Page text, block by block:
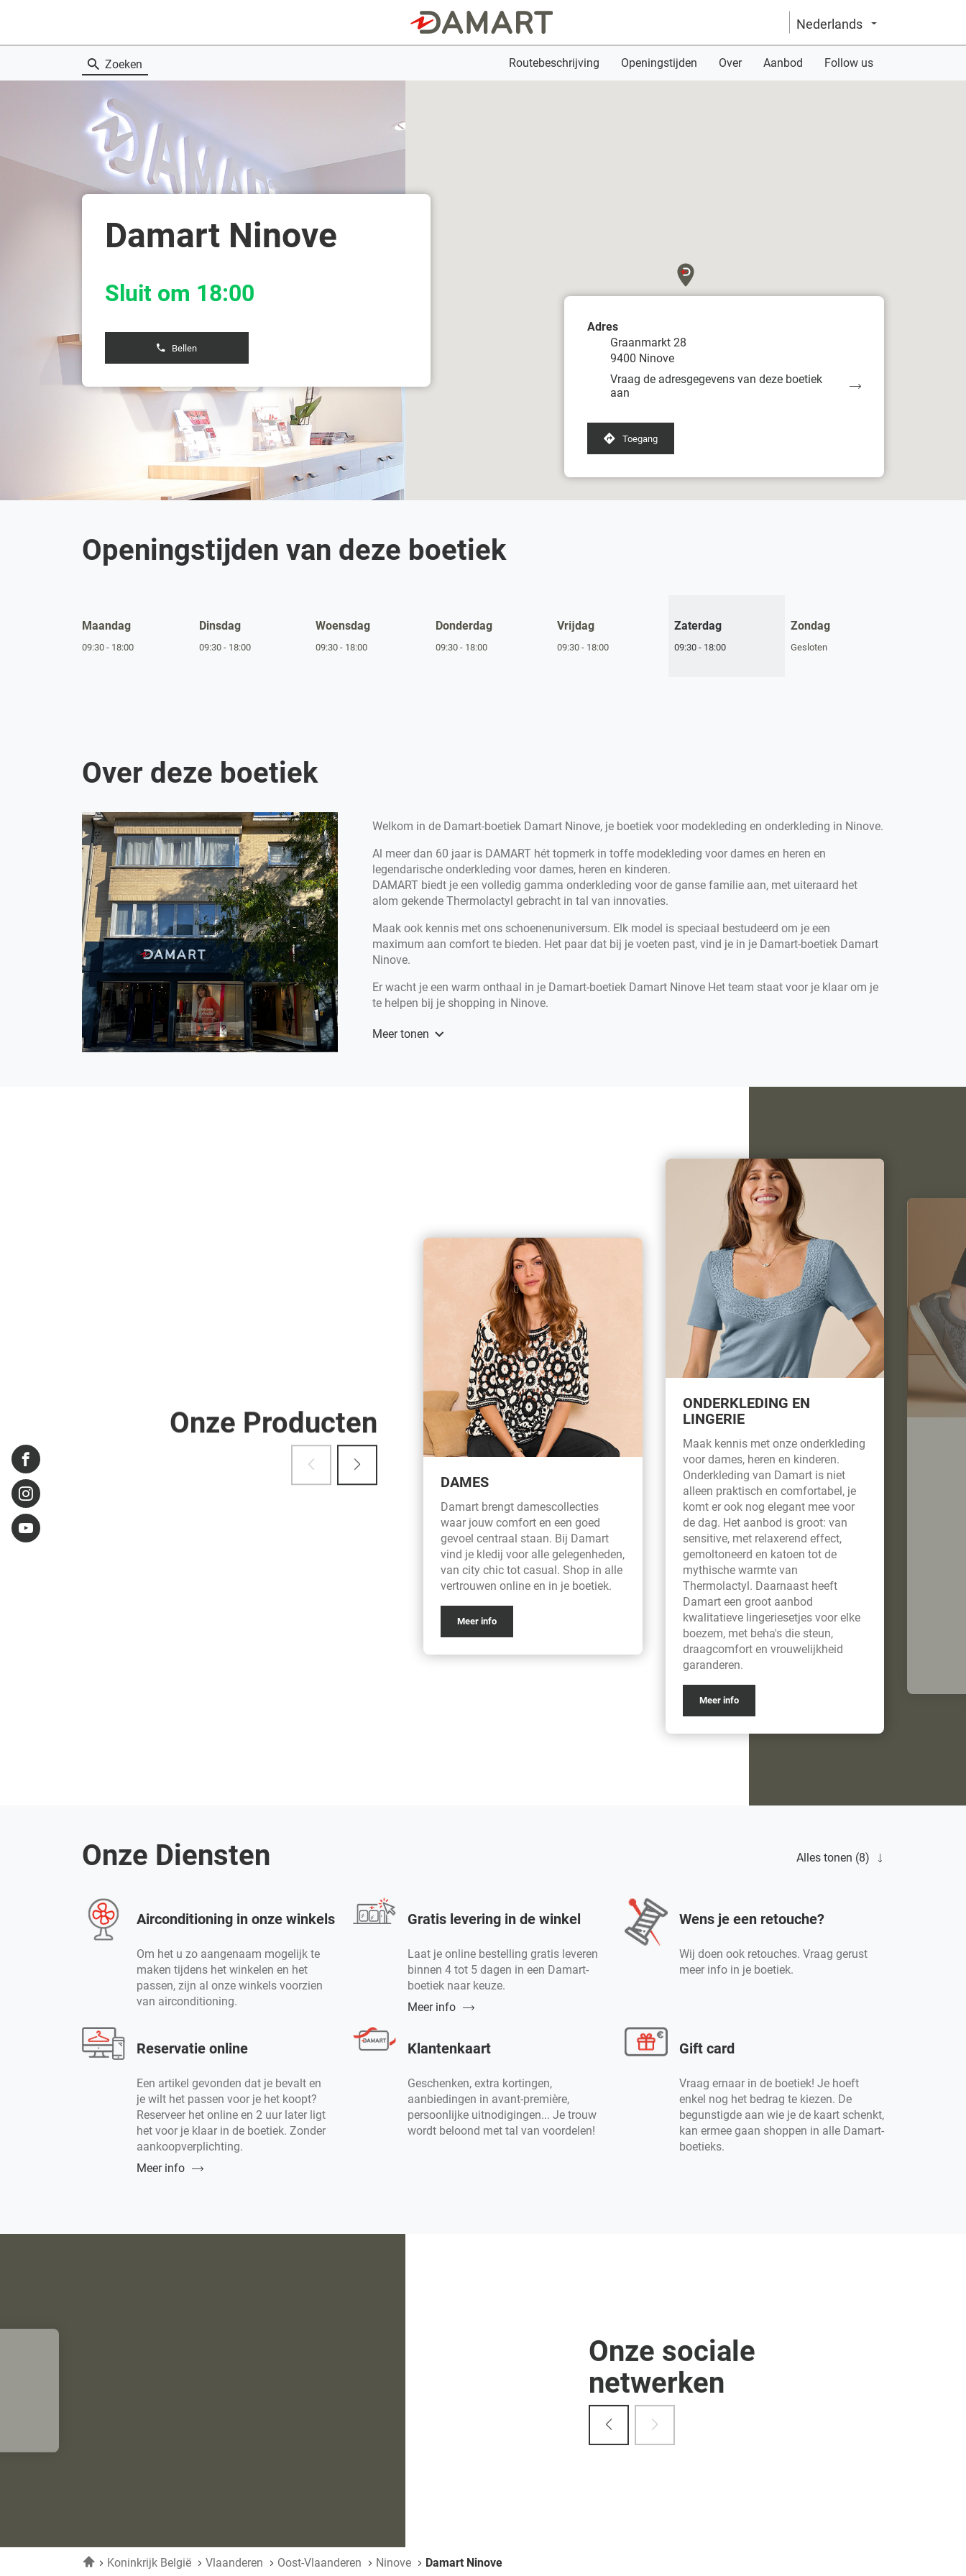
Verander van taal
Nederlands
Zoeken Routebeschrijving Openingstijden Over Aanbod Follow us
Damart Ninove
Sluit om 18:00
Bellen
de
boetiek
Ninove
Adres
Graanmarkt 28
9400 Ninove
Vraag de adresgegevens van deze boetiek
aan
van
Toegang
naar
boetiek
Ninove
Openingstijden van deze boetiek
Maandag
09:30 - 18:00
Dinsdag
09:30 - 18:00
Woensdag
09:30 - 18:00
Donderdag
09:30 - 18:00
Vrĳdag
09:30 - 18:00
Openingstijden
vandaag
Zaterdag
09:30 - 18:00
Zondag
Gesloten
Over deze boetiek
Welkom in de Damart-boetiek Damart Ninove, je boetiek voor modekleding en onderkleding in Ninove.
Al meer dan 60 jaar is DAMART hét topmerk in toffe modekleding voor dames en heren en
legendarische onderkleding voor dames, heren en kinderen.
DAMART biedt je een volledig gamma onderkleding voor de ganse familie aan, met uiteraard het
alom gekende Thermolactyl gebracht in tal van innovaties.
Maak ook kennis met ons schoenenuniversum. Elk model is speciaal bestudeerd om je een
maximum aan comfort te bieden. Het paar dat bij je voeten past, vind je in je Damart-boetiek Damart
Ninove.
Er wacht je een warm onthaal in je Damart-boetiek Damart Ninove Het team staat voor je klaar om je
te helpen bij je shopping in Ninove.
Ga er op ontdekking en maak kennis met de new arrivals en de nieuwste DAMART-innovaties.
Meer tonen
Onze Producten
DAMES
Damart brengt damescollecties
waar jouw comfort en een goed
gevoel centraal staan. Bij Damart
vind je kledij voor alle gelegenheden,
van city chic tot casual. Shop in alle
vertrouwen online en in je boetiek.
Meer info
ONDERKLEDING EN
LINGERIE
Maak kennis met onze onderkleding
voor dames, heren en kinderen.
Onderkleding van Damart is niet
alleen praktisch en comfortabel, je
komt er ook nog elegant mee voor
de dag. Het aanbod is groot: van
sensitive, met relaxerend effect,
gemoltoneerd en katoen tot de
mythische warmte van
Thermolactyl. Daarnaast heeft
Damart een groot aanbod
kwalitatieve lingeriesetjes voor elke
boezem, met beha's die steun,
draagcomfort en vrouwelijkheid
garanderen.
Meer info
Onze Diensten Alles tonen (8)
Airconditioning in onze winkels
Om het u zo aangenaam mogelijk te
maken tijdens het winkelen en het
passen, zijn al onze winkels voorzien
van airconditioning.
Gratis levering in de winkel
Laat je online bestelling gratis leveren
binnen 4 tot 5 dagen in een Damart-
boetiek naar keuze.
Meer info
Wens je een retouche?
Wij doen ook retouches. Vraag gerust
meer info in je boetiek.
Reservatie online
Een artikel gevonden dat je bevalt en
je wilt het passen voor je het koopt?
Reserveer het online en 2 uur later ligt
het voor je klaar in de boetiek. Zonder
aankoopverplichting.
Meer info
Klantenkaart
Geschenken, extra kortingen,
aanbiedingen in avant-première,
persoonlijke uitnodigingen... Je trouw
wordt beloond met tal van voordelen!
Gift card
Vraag ernaar in de boetiek! Je hoeft
enkel nog het bedrag te kiezen. De
begunstigde aan wie je de kaart schenkt,
kan ermee gaan shoppen in alle Damart-
boetieks.
Onze sociale
netwerken
HomeKoninkrijk België Vlaanderen Oost-Vlaanderen Ninove Damart Ninove
Damart
Ninove
Damart
Ninove
Damart